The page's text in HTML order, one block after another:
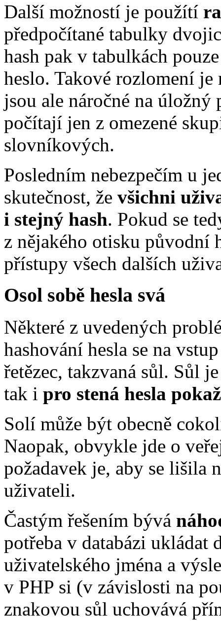
Další možností je použítí
předpočítané tabulky
hash pak v tabulkách
heslo. Takové rozlomení
jsou ale náročné na
počítají jen z omezené
slovníkových.
Posledním nebezpečím u
skutečnost, že všichni
i stejný hash. Pokud se
z nějakého otisku původní
přístupy všech dalších
Osol sobě hesla svá
Některé z uvedených
hashování hesla se na
řetězec, takzvaná sůl. Sůl
tak i pro stená hesla
Solí může být obecně
Naopak, obvykle jde o
požadavek je, aby se lišila
uživateli.
Častým řešením bývá
potřeba v databázi ukládat
uživatelského jména a
v PHP si (v závislosti na
znakovou sůl uchovává